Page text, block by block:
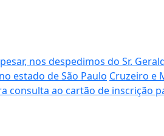
nos despedimos do Sr.
estado de São Paulo Cruzeiro e
consulta ao cartão de inscrição